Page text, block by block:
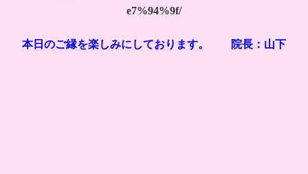
e7%94%9f/
本日のご縁を楽しみにしております。 院長：山下